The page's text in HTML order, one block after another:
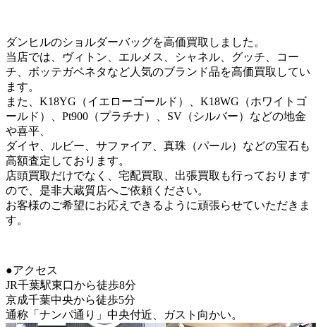
ダンヒルのショルダーバッグを高価買取しました。
当店では、ヴィトン、エルメス、シャネル、グッチ、コー
チ、ボッテガベネタなど人気のブランド品を高価買取してい
ます。
また、K18YG（イエローゴールド）、K18WG（ホワイトゴ
ールド）、Pt900（プラチナ）、SV（シルバー）などの地金
や喜平、
ダイヤ、ルビー、サファイア、真珠（パール）などの宝石も
高額査定しております。
店頭買取だけでなく、宅配買取、出張買取も行っております
ので、是非大蔵質店へご依頼ください。
お客様のご希望にお応えできるように頑張らせていただきま
す。
●アクセス
JR千葉駅東口から徒歩8分
京成千葉中央から徒歩5分
通称「ナンパ通り」中央付近、ガスト向かい。